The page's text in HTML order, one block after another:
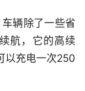
辆除了一些省
航，它的高续
以充电一次250